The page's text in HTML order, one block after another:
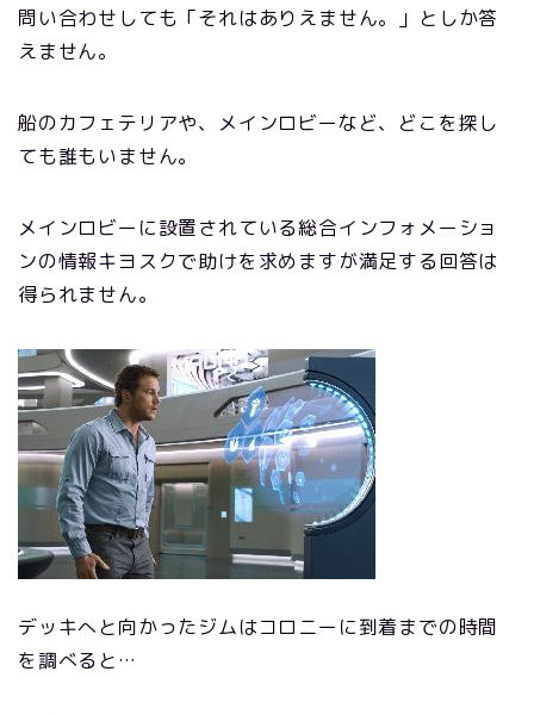
問い合わせしても「それはありえません。」としか答
えません。
船のカフェテリアや、メインロビーなど、どこを探し
ても誰もいません。
メインロビーに設置されている総合インフォメーショ
ンの情報キヨスクで助けを求めますが満足する回答は
得られません。
デッキへと向かったジムはコロニーに到着までの時間
を調べると…